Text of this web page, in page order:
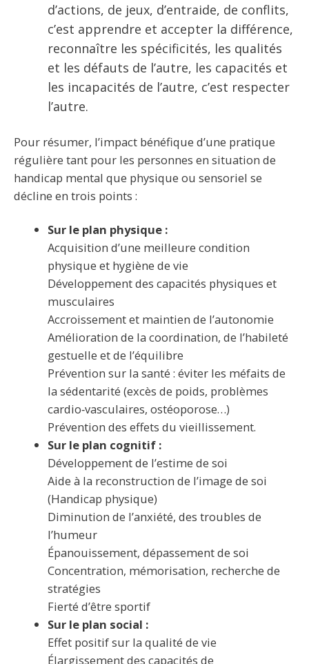
d’actions, de jeux, d’entraide, de conflits,
c’est apprendre et accepter la différence,
reconnaître les spécificités, les qualités
et les défauts de l’autre, les capacités et
les incapacités de l’autre, c’est respecter
l’autre.
Pour résumer, l’impact bénéfique d’une pratique
régulière tant pour les personnes en situation de
handicap mental que physique ou sensoriel se
décline en trois points :
Sur le plan physique :
Acquisition d’une meilleure condition
physique et hygiène de vie
Développement des capacités physiques et
musculaires
Accroissement et maintien de l’autonomie
Amélioration de la coordination, de l’habileté
gestuelle et de l’équilibre
Prévention sur la santé : éviter les méfaits de
la sédentarité (excès de poids, problèmes
cardio‐vasculaires, ostéoporose…)
Prévention des effets du vieillissement.
Sur le plan cognitif :
Développement de l’estime de soi
Aide à la reconstruction de l’image de soi
(Handicap physique)
Diminution de l’anxiété, des troubles de
l’humeur
Épanouissement, dépassement de soi
Concentration, mémorisation, recherche de
stratégies
Fierté d’être sportif
Sur le plan social :
Effet positif sur la qualité de vie
Élargissement des capacités de